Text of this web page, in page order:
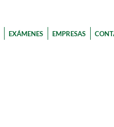
EXÁMENES EMPRESAS